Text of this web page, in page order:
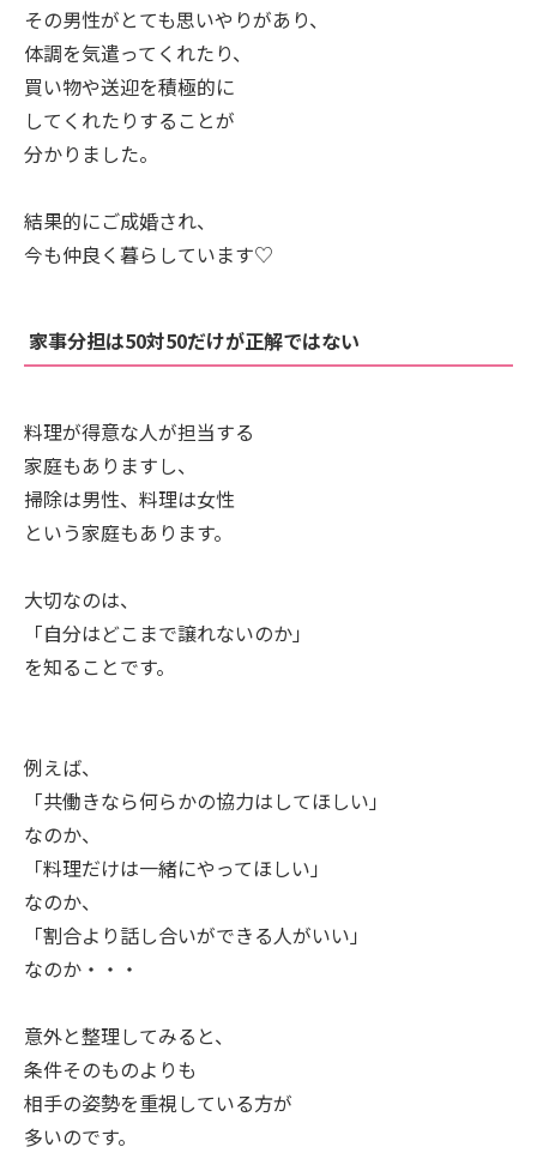
その男性がとても思いやりがあり、
体調を気遣ってくれたり、
買い物や送迎を積極的に
してくれたりすることが
分かりました。
結果的にご成婚され、
今も仲良く暮らしています♡
家事分担は50対50だけが正解ではない
料理が得意な人が担当する
家庭もありますし、
掃除は男性、料理は女性
という家庭もあります。
大切なのは、
「自分はどこまで譲れないのか」
を知ることです。
例えば、
「共働きなら何らかの協力はしてほしい」
なのか、
「料理だけは一緒にやってほしい」
なのか、
「割合より話し合いができる人がいい」
なのか・・・
意外と整理してみると、
条件そのものよりも
相手の姿勢を重視している方が
多いのです。